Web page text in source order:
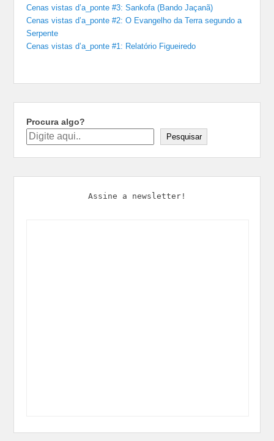
Cenas vistas d’a_ponte #3: Sankofa (Bando Jaçanã)
Cenas vistas d’a_ponte #2: O Evangelho da Terra segundo a
Serpente
Cenas vistas d’a_ponte #1: Relatório Figueiredo
Procura algo?
Pesquisar
Assine a newsletter!